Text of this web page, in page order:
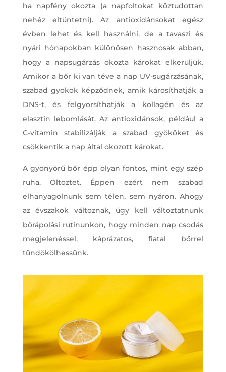
ha napfény okozta (a napfoltokat köztudottan
nehéz eltüntetni). Az antioxidánsokat egész
évben lehet és kell használni, de a tavaszi és
nyári hónapokban különösen hasznosak abban,
hogy a napsugárzás okozta károkat elkerüljük.
Amikor a bőr ki van téve a nap UV-sugárzásának,
szabad gyökök képződnek, amik károsíthatják a
DNS-t, és felgyorsíthatják a kollagén és az
elasztin lebomlását. Az antioxidánsok, például a
C-vitamin stabilizálják a szabad gyököket és
csökkentik a nap által okozott károkat.
A gyönyörű bőr épp olyan fontos, mint egy szép
ruha. Öltöztet. Éppen ezért nem szabad
elhanyagolnunk sem télen, sem nyáron. Ahogy
az évszakok változnak, úgy kell változtatnunk
bőrápolási rutinunkon, hogy minden nap csodás
megjelenéssel, káprázatos, fiatal bőrrel
tündökölhessünk.